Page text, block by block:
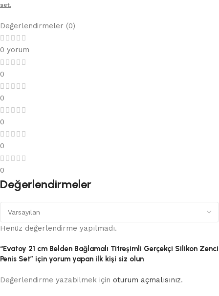
set.
Değerlendirmeler (0)
0 yorum
0
0
0
0
0
Değerlendirmeler
Henüz değerlendirme yapılmadı.
“Evatoy 21 cm Belden Bağlamalı Titreşimli Gerçekçi Silikon Zenci
Penis Set” için yorum yapan ilk kişi siz olun
Değerlendirme yazabilmek için oturum açmalısınız.